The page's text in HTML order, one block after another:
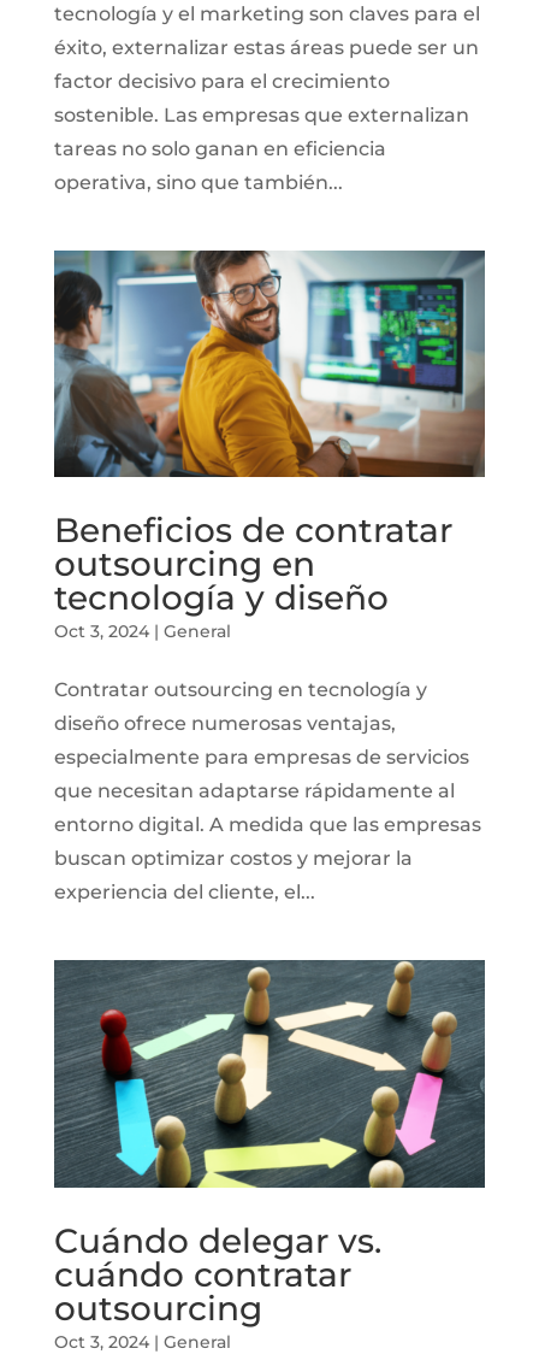
tecnología y el marketing son claves para el
éxito, externalizar estas áreas puede ser un
factor decisivo para el crecimiento
sostenible. Las empresas que externalizan
tareas no solo ganan en eficiencia
operativa, sino que también...
Beneficios de contratar
outsourcing en
tecnología y diseño
Oct 3, 2024| General
Contratar outsourcing en tecnología y
diseño ofrece numerosas ventajas,
especialmente para empresas de servicios
que necesitan adaptarse rápidamente al
entorno digital. A medida que las empresas
buscan optimizar costos y mejorar la
experiencia del cliente, el...
Cuándo delegar vs.
cuándo contratar
outsourcing
Oct 3, 2024| General